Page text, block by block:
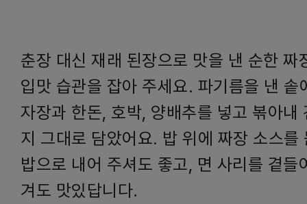
춘장 대신 재래 된장으로 맛을 낸 순한 짜
입맛 습관을 잡아 주세요. 파기름을 낸 솥
자장과 한돈, 호박, 양배추를 넣고 볶아내
지 그대로 담았어요. 밥 위에 짜장 소스를
밥으로 내어 주셔도 좋고, 면 사리를 곁들
겨도 맛있답니다.